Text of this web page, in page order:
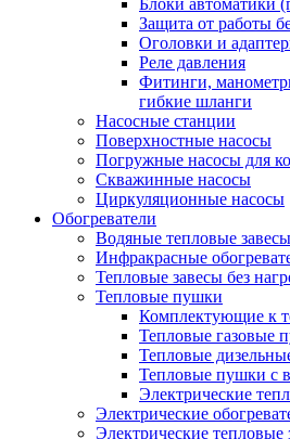
Блоки автоматики
Защита от работы
Оголовки и
Реле давления
Фитинги,
гибкие шланги
Насосные станции
Поверхностные насосы
Погружные насосы для
Скважинные насосы
Циркуляционные насосы
Обогреватели
Водяные тепловые завесы
Инфракрасные
Тепловые завесы без
Тепловые пушки
Комплектующие к
Тепловые газовые
Тепловые
Тепловые пушки с
Электрические
Электрические
Электрические тепловые